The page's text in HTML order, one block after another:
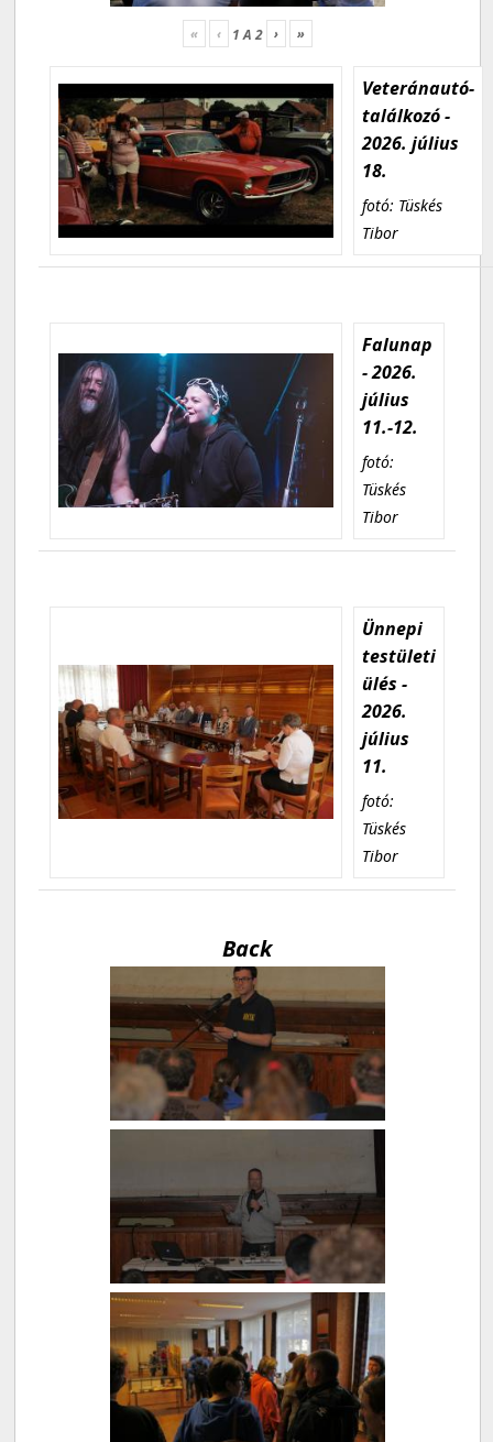
« ‹ 1A2 › »
Veteránautó-
találkozó -
2026. július
18.
fotó: Tüskés
Tibor
Falunap
- 2026.
július
11.-12.
fotó:
Tüskés
Tibor
Ünnepi
testületi
ülés -
2026.
július
11.
fotó:
Tüskés
Tibor
Back